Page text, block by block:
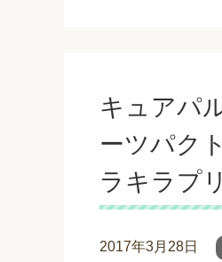
キュアパ
ーツパク
ラキラプ
2017年3月28日